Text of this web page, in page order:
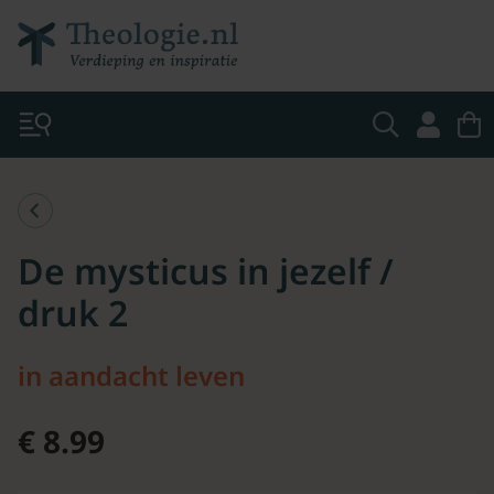
De mysticus in jezelf /
druk 2
in aandacht leven
€ 8.99